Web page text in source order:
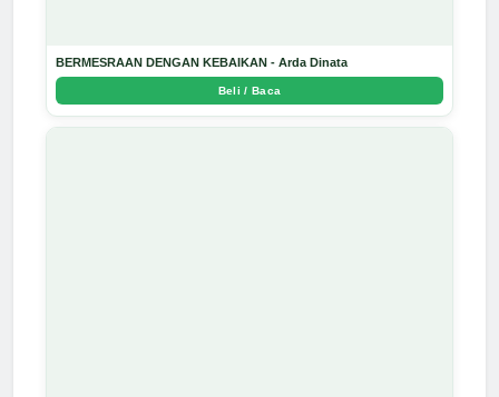
BERMESRAAN DENGAN KEBAIKAN - Arda Dinata
Beli / Baca